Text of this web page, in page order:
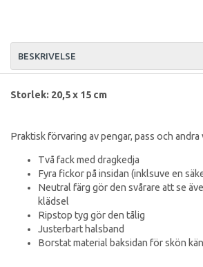
BESKRIVELSE
Storlek: 20,5 x 15 cm
Praktisk förvaring av pengar, pass och andra
Två fack med dragkedja
Fyra fickor på insidan (inklsuve en
Neutral färg gör den svårare att se
klädsel
Ripstop tyg gör den tålig
Justerbart halsband
Borstat material baksidan för skön